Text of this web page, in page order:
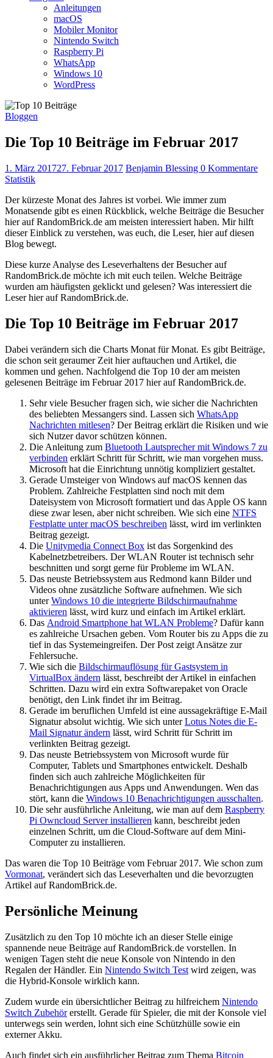
Anleitungen
macOS
Mobiler Monitor
Nintendo Switch
Raspberry Pi
WhatsApp
Windows 10
WordPress
Bloggen
Die Top 10 Beiträge im Februar 2017
1. März 201727. Februar 2017 Benjamin Blessing 0 Kommentare
Statistik
Der kürzeste Monat des Jahres ist vorbei. Wie immer zum
Monatsende gibt es einen Rückblick, welche Beiträge die Besucher
hier auf RandomBrick.de am meisten interessiert haben. Mir hilft
dieser Einblick zu verstehen, was euch, die Leser, hier auf diesen
Blog bewegt.
Diese kurze Analyse des Leseverhaltens der Besucher auf
RandomBrick.de möchte ich mit euch teilen. Welche Beiträge
wurden am häufigsten geklickt und gelesen? Was interessiert die
Leser hier auf RandomBrick.de.
Die Top 10 Beiträge im Februar 2017
Dabei verändern sich die Charts Monat für Monat. Es gibt Beiträge,
die schon seit geraumer Zeit hier auftauchen und Artikel, die
kommen und gehen. Nachfolgend die Top 10 der am meisten
gelesenen Beiträge im Februar 2017 hier auf RandomBrick.de.
Sehr viele Besucher fragen sich, wie sicher die Nachrichten
des beliebten Messangers sind. Lassen sich WhatsApp
Nachrichten mitlesen? Der Beitrag erklärt die Risiken und wie
sich Nutzer davor schützen können.
Die Anleitung zum Bluetooth Lautsprecher mit Windows 7 zu
verbinden erklärt Schritt für Schritt, wie man vorgehen muss.
Microsoft hat die Einrichtung unnötig kompliziert gestaltet.
Gerade Umsteiger von Windows auf macOS kennen das
Problem. Zahlreiche Festplatten sind noch mit dem
Dateisystem von Microsoft formatiert und das Apple OS kann
diese zwar lesen, aber nicht schreiben. Wie sich eine NTFS
Festplatte unter macOS beschreiben lässt, wird im verlinkten
Beitrag gezeigt.
Die Unitymedia Connect Box ist das Sorgenkind des
Kabelnetzbetreibers. Der WLAN Router ist technisch sehr
beschnitten und sorgt gerne für Probleme im WLAN.
Das neuste Betriebssystem aus Redmond kann Bilder und
Videos ohne zusätzliche Software aufnehmen. Wie sich
unterWindows 10 die integrierte Bildschirmaufnahme
aktivieren lässt, wird kurz und einfach im Artikel erklärt.
Das Android Smartphone hat WLAN Probleme? Dafür kann
es zahlreiche Ursachen geben. Vom Router bis zu Apps die zu
tief in das Systemeingreifen. Der Post zeigt Ansätze zur
Fehlersuche.
Wie sich die Bildschirmauflösung für Gastsystem in
VirtualBox ändern lässt, beschreibt der Artikel in einfachen
Schritten. Dazu wird ein extra Softwarepaket von Oracle
benötigt, den Link findet ihr im Beitrag.
Gerade im beruflichen Umfeld ist eine aussagekräftige E-Mail
Signatur absolut wichtig. Wie sich unterLotus Notes die E-
Mail Signatur ändern lässt, wird Schritt für Schritt im
verlinkten Beitrag gezeigt.
Das neuste Betriebssystem von Microsoft wurde für
Computer, Tablets und Smartphones entwickelt. Deshalb
finden sich auch zahlreiche Möglichkeiten für
Benachrichtigungen aus Apps und Anwendungen. Wen das
stört, kann die Windows 10 Benachrichtigungen ausschalten.
Die sehr ausführliche Anleitung, wie man auf dem Raspberry
Pi Owncloud Server installieren kann, beschreibt jeden
einzelnen Schritt, um die Cloud-Software auf dem Mini-
Computer zu installieren.
Das waren die Top 10 Beiträge vom Februar 2017. Wie schon zum
Vormonat, verändert sich das Leseverhalten und die bevorzugten
Artikel auf RandomBrick.de.
Persönliche Meinung
Zusätzlich zu den Top 10 möchte ich an dieser Stelle einige
spannende neue Beiträge auf RandomBrick.de vorstellen. In
wenigen Tagen steht die neue Konsole von Nintendo in den
Regalen der Händler. Ein Nintendo Switch Test wird zeigen, was
die Hybrid-Konsole wirklich kann.
Zudem wurde ein übersichtlicher Beitrag zu hilfreichem Nintendo
Switch Zubehörerstellt. Gerade für Spieler, die mit der Konsole viel
unterwegs sein werden, lohnt sich eine Schützhülle sowie ein
externer Akku.
Auch findet sich ein ausführlicher Beitrag zum Thema Bitcoin